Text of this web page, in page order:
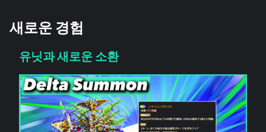
새로운 경험
유닛과 새로운 소환